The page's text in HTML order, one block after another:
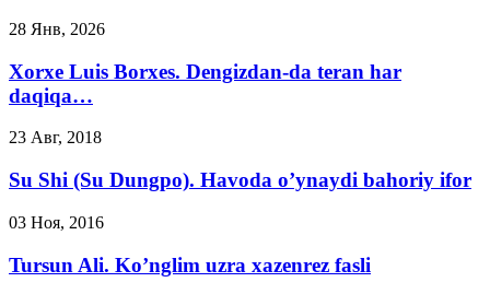
28 Янв, 2026
Xorxe Luis Borxes. Dengizdan-da teran har
daqiqa…
23 Авг, 2018
Su Shi (Su Dungpo). Havoda o’ynaydi bahoriy ifor
03 Ноя, 2016
Tursun Ali. Ko’nglim uzra xazenrez fasli